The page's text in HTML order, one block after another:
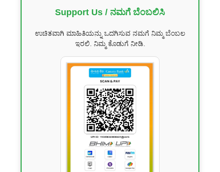
Support Us / ನಮಗೆ ಬೆಂಬಲಿಸಿ
ಉಚಿತವಾಗಿ ಮಾಹಿತಿಯನ್ನು ಒದಗಿಸುವ ನಮಗೆ ನಿಮ್ಮ ಬೆಂಬಲ
ಇರಲಿ. ನಿಮ್ಮ ಕೊಡುಗೆ ನೀಡಿ.